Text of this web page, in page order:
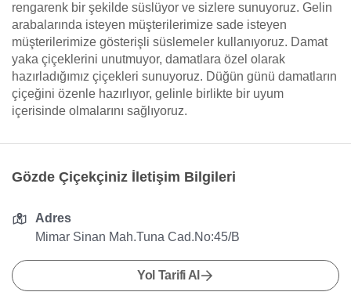
rengarenk bir şekilde süslüyor ve sizlere sunuyoruz. Gelin
arabalarında isteyen müşterilerimize sade isteyen
müşterilerimize gösterişli süslemeler kullanıyoruz. Damat
yaka çiçeklerini unutmuyor, damatlara özel olarak
hazırladığımız çiçekleri sunuyoruz. Düğün günü damatların
çiçeğini özenle hazırlıyor, gelinle birlikte bir uyum
içerisinde olmalarını sağlıyoruz.
Gözde Çiçekçiniz İletişim Bilgileri
Adres
Mimar Sinan Mah.Tuna Cad.No:45/B
Yol Tarifi Al